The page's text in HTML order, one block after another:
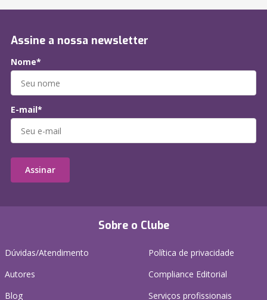
Sobre o Clube
Dúvidas/Atendimento
Autores
Blog
Política de privacidade
Compliance Editorial
Serviços profissionais
Assine a nossa newsletter
Nome*
E-mail*
Assinar